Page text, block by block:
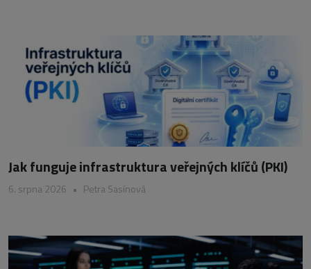
Jak funguje infrastruktura veřejných klíčů (PKI)
6. srpna 2026 • Petra Sasínová